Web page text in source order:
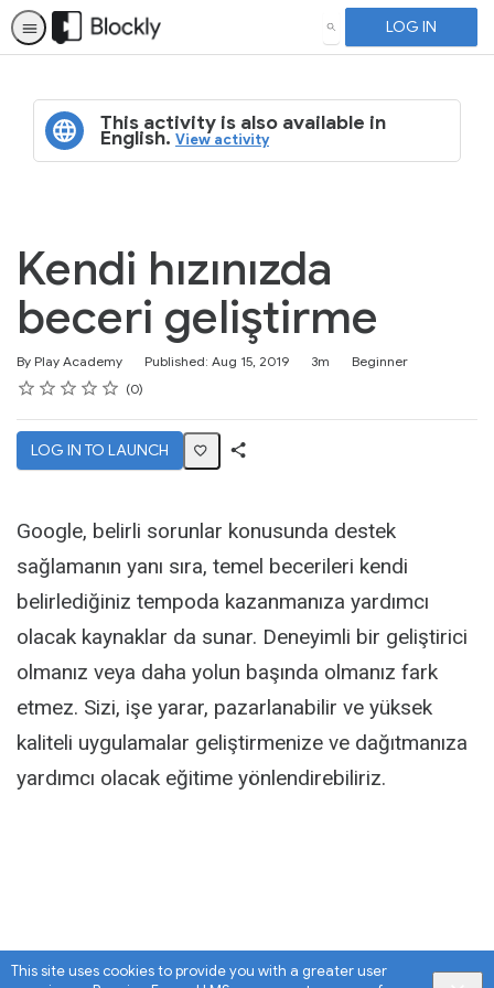
This site uses cookies to provide you with a greater user
SEARCH LOG IN
This activity is also available in
English.View activity
Kendi hızınızda
beceri geliştirme
By Play Academy Published: Aug 15, 2019
Duration 3m
Difficulty
Beginner
Rating
1 star
2 stars
3 stars
4 stars
5 stars
Average rating: 0 0
No reviews
LOG IN TO LAUNCH
Google, belirli sorunlar konusunda destek
sağlamanın yanı sıra, temel becerileri kendi
belirlediğiniz tempoda kazanmanıza yardımcı
olacak kaynaklar da sunar. Deneyimli bir geliştirici
olmanız veya daha yolun başında olmanız fark
etmez. Sizi, işe yarar, pazarlanabilir ve yüksek
kaliteli uygulamalar geliştirmenize ve dağıtmanıza
yardımcı olacak eğitime yönlendirebiliriz.